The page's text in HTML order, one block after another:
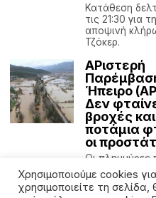
Χρησιμοποιούμε cookies
χρησιμοποιείτε τη
Κατάθεση
τις 21:30 για
αποψινή
Τζόκερ.
ΑΡιστερή
Ήπειρο
Δεν
βροχές
ποτάμια
οι
Οι πλημμύρες
χτύπησαν όλη
Ήπειρο, η